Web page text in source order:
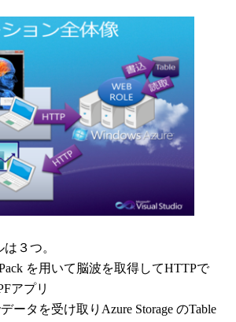
３つ。
を用いて脳波を取得してHTTPで
アプリ
ータを受け取りAzure Storage のTable